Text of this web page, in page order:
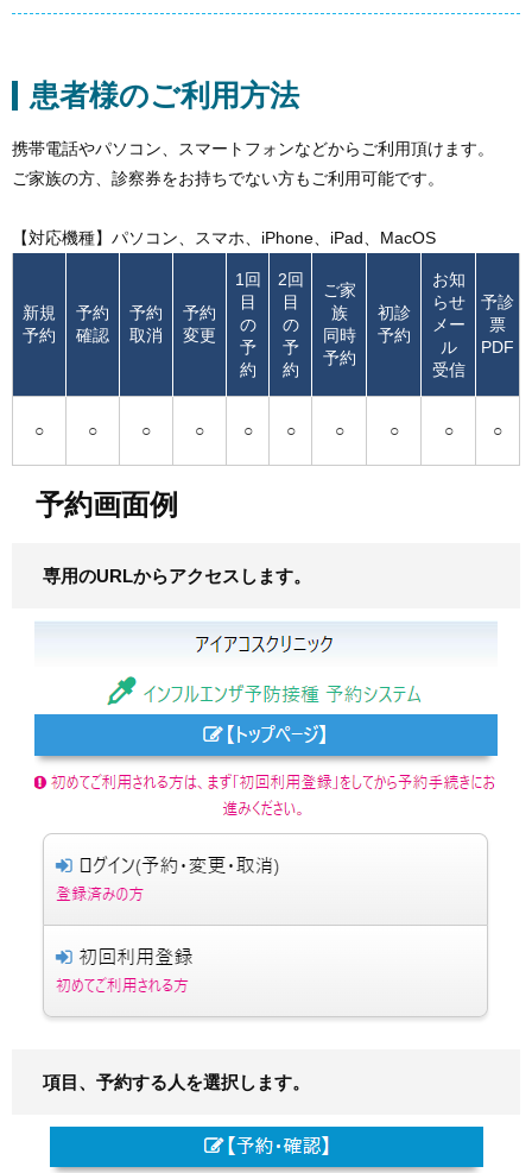
患者様のご利用方法
携帯電話やパソコン、スマートフォンなどからご利用頂けます。
ご家族の方、診察券をお持ちでない方もご利用可能です。
【対応機種】パソコン、スマホ、iPhone、iPad、MacOS
新規
予約
予約
確認
予約
取消
予約
変更
1回
目
の
予
約
2回
目
の
予
約
ご家
族
同時
予約
初診
予約
お知
らせ
メー
ル
受信
予診
票
PDF
○ ○ ○ ○ ○ ○ ○ ○ ○ ○
予約画面例
専用のURLからアクセスします。
項目、予約する人を選択します。